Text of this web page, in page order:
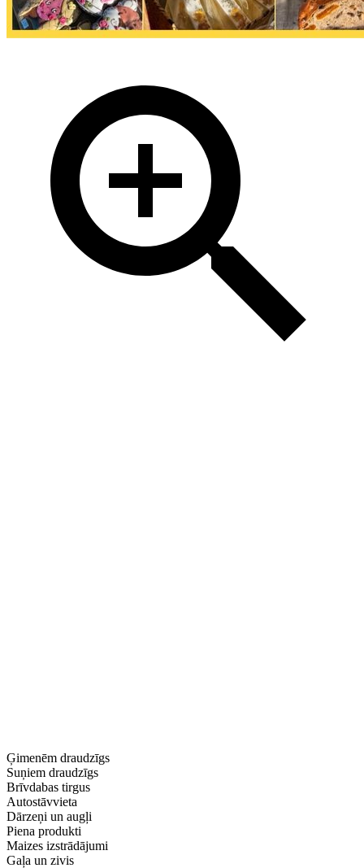
Ģimenēm draudzīgs
Suņiem draudzīgs
Brīvdabas tirgus
Autostāvvieta
Dārzeņi un augļi
Piena produkti
Maizes izstrādājumi
Gaļa un zivis